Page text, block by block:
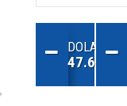
DOLAR
47.68